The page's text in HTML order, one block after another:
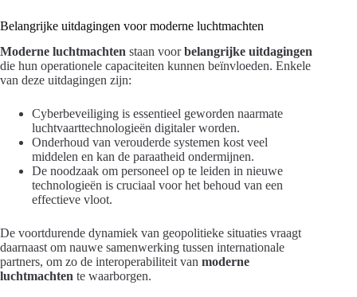
Belangrijke uitdagingen voor moderne luchtmachten
Moderne luchtmachten staan voorbelangrijke uitdagingen
die hun operationele capaciteiten kunnen beïnvloeden. Enkele
van deze uitdagingen zijn:
Cyberbeveiliging is essentieel geworden naarmate
luchtvaarttechnologieën digitaler worden.
Onderhoud van verouderde systemen kost veel
middelen en kan de paraatheid ondermijnen.
De noodzaak om personeel op te leiden in nieuwe
technologieën is cruciaal voor het behoud van een
effectieve vloot.
De voortdurende dynamiek van geopolitieke situaties vraagt
daarnaast om nauwe samenwerking tussen internationale
partners, om zo de interoperabiliteit van moderne
luchtmachten te waarborgen.